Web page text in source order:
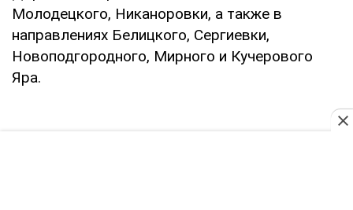
Молодецкого, Никаноровки, а также в
направлениях Белицкого, Сергиевки,
Новоподгородного, Мирного и Кучерового
Яра.